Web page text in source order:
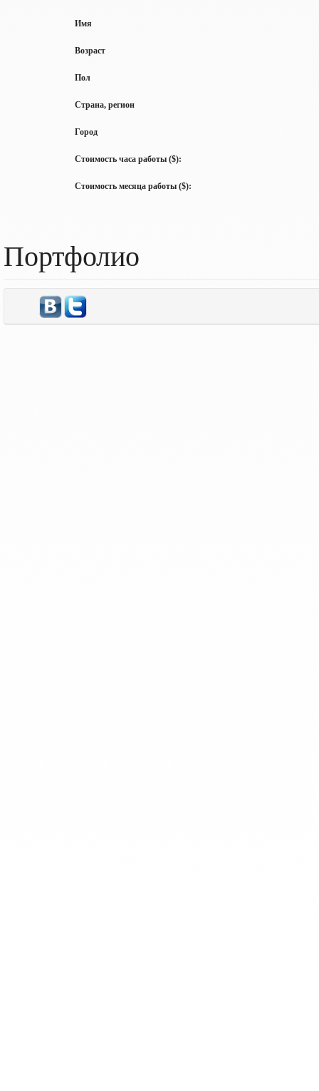
Имя
Возраст
Пол
Страна, регион
Город
Стоимость часа работы ($):
Стоимость месяца работы ($):
Портфолио